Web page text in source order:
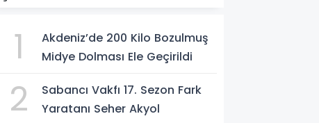
1
Akdeniz’de 200 Kilo Bozulmuş
Midye Dolması Ele Geçirildi
2
Sabancı Vakfı 17. Sezon Fark
Yaratanı Seher Akyol